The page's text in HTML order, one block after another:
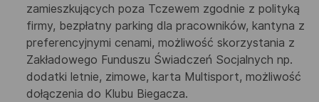
zamieszkujących poza Tczewem zgodnie z polityką
firmy, bezpłatny parking dla pracowników, kantyna z
preferencyjnymi cenami, możliwość skorzystania z
Zakładowego Funduszu Świadczeń Socjalnych np.
dodatki letnie, zimowe, karta Multisport, możliwość
dołączenia do Klubu Biegacza.